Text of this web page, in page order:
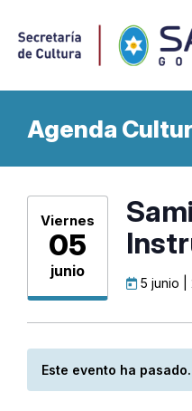
Agenda
Viernes
05
junio
5 junio |
Este evento ha pasado.